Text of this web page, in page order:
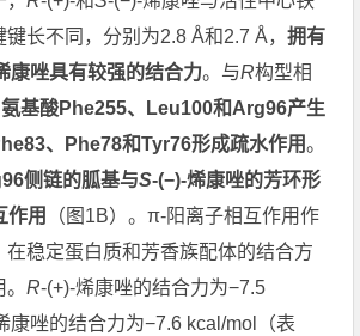
键长不同，分别为2.8 Å和2.7 Å，拥有
康唑具有较强的结合力。与R构型相
基酸Phe255、Leu100和Arg96产生
、Phe78和Tyr76形成疏水作用。
侧链的胍基与S-(−)-烯康唑的芳环形
作用
（图1B）。π-阳离子相互作用作
在稳定蛋白质和芳香族配体的结合方
。R-(+)-烯康唑的结合力为−7.5
康唑的结合力为−7.6 kcal/mol（表